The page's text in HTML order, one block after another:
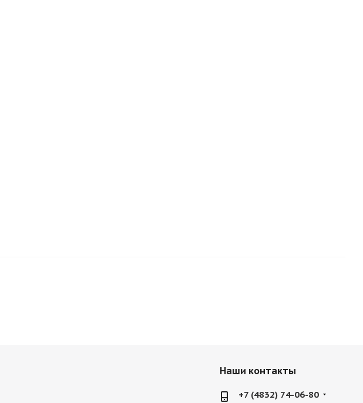
Наши контакты
+7 (4832) 74-06-80